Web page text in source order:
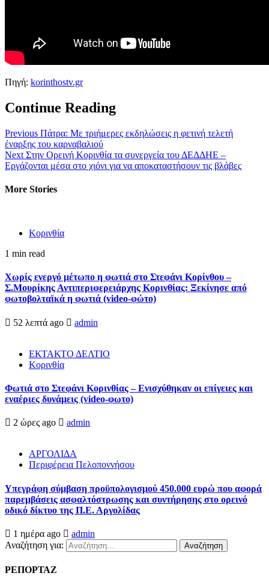
Πηγή: korinthostv.gr
Continue Reading
Previous Πάτρα: Με τριήμερες εκδηλώσεις η φετινή τελετή
έναρξης του καρναβαλιού
Next Στην Ορεινή Κορινθία τα συνεργεία του ΔΕΔΔΗΕ –
Εργάζονται μέσα στο χιόνι για να αποκαταστήσουν τις βλάβες
More Stories
Κορινθία
1 min read
Χωρίς ενεργό μέτωπο η φωτιά στο Στεφάνι Κορίνθου –
Σ.Μουρίκης Αντιπεριφερειάρχης Κορινθίας: Ξεκίνησε από
φωτοβολταϊκά η φωτιά (video-φώτο)
52 λεπτά ago admin
ΕΚΤΑΚΤΟ ΔΕΛΤΙΟ
Κορινθία
Φωτιά στο Στεφάνι Κορινθίας – Ενισχύθηκαν οι επίγειες και
εναέριες δυνάμεις (video-φωτο)
2 ώρες ago admin
ΑΡΓΟΛΙΔΑ
Περιφέρεια Πελοποννήσου
Υπεγράφη σύμβαση προϋπολογισμού 450.000 ευρώ που αφορά
παρεμβάσεις ασφαλτόστρωσης και συντήρησης στο ορεινό
οδικό δίκτυο της Π.Ε. Αργολίδας
1 ημέρα ago
admin
Αναζήτηση για:
ΡΕΠΟΡΤΑΖ